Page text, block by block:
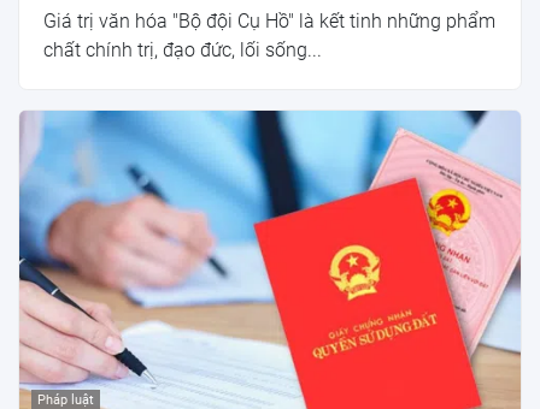
Giá trị văn hóa "Bộ đội Cụ Hồ" là kết tinh những phẩm
chất chính trị, đạo đức, lối sống...
Pháp luật